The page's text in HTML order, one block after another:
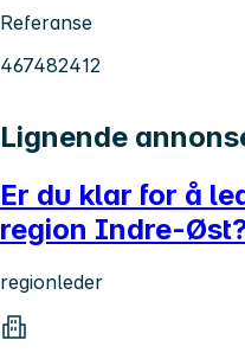
Referanse
467482412
Lignende
Er du klar for å
region Indre-
regionleder